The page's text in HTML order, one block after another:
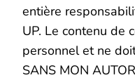
entière
UP. Le contenu de
personnel et ne
SANS MON